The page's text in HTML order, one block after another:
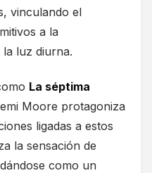
vinculando el
a la
luz diurna.
La séptima
Moore protagoniza
ligadas a estos
la sensación de
como un